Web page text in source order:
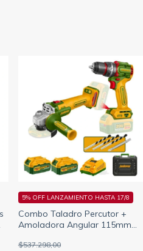
Combo Taladro Percutor +
Amoladora Angular 115mm
$537.298,00
5% OFF LANZAMIENTO HASTA 17/8